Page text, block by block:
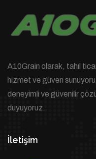
A10Grain olarak, tahıl
hizmet ve güven
deneyimli ve güvenilir
duyuyoruz.
İletişim